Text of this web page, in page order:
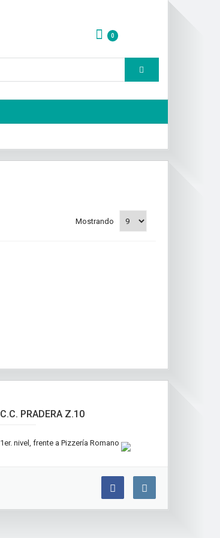
0
Mostrando
C.C. PRADERA Z.10
1er. nivel, frente a Pizzería Romano